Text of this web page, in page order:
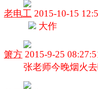
老电工 2015-10-15
大作
箫方 2015-9-25
张老师今晚烟火去